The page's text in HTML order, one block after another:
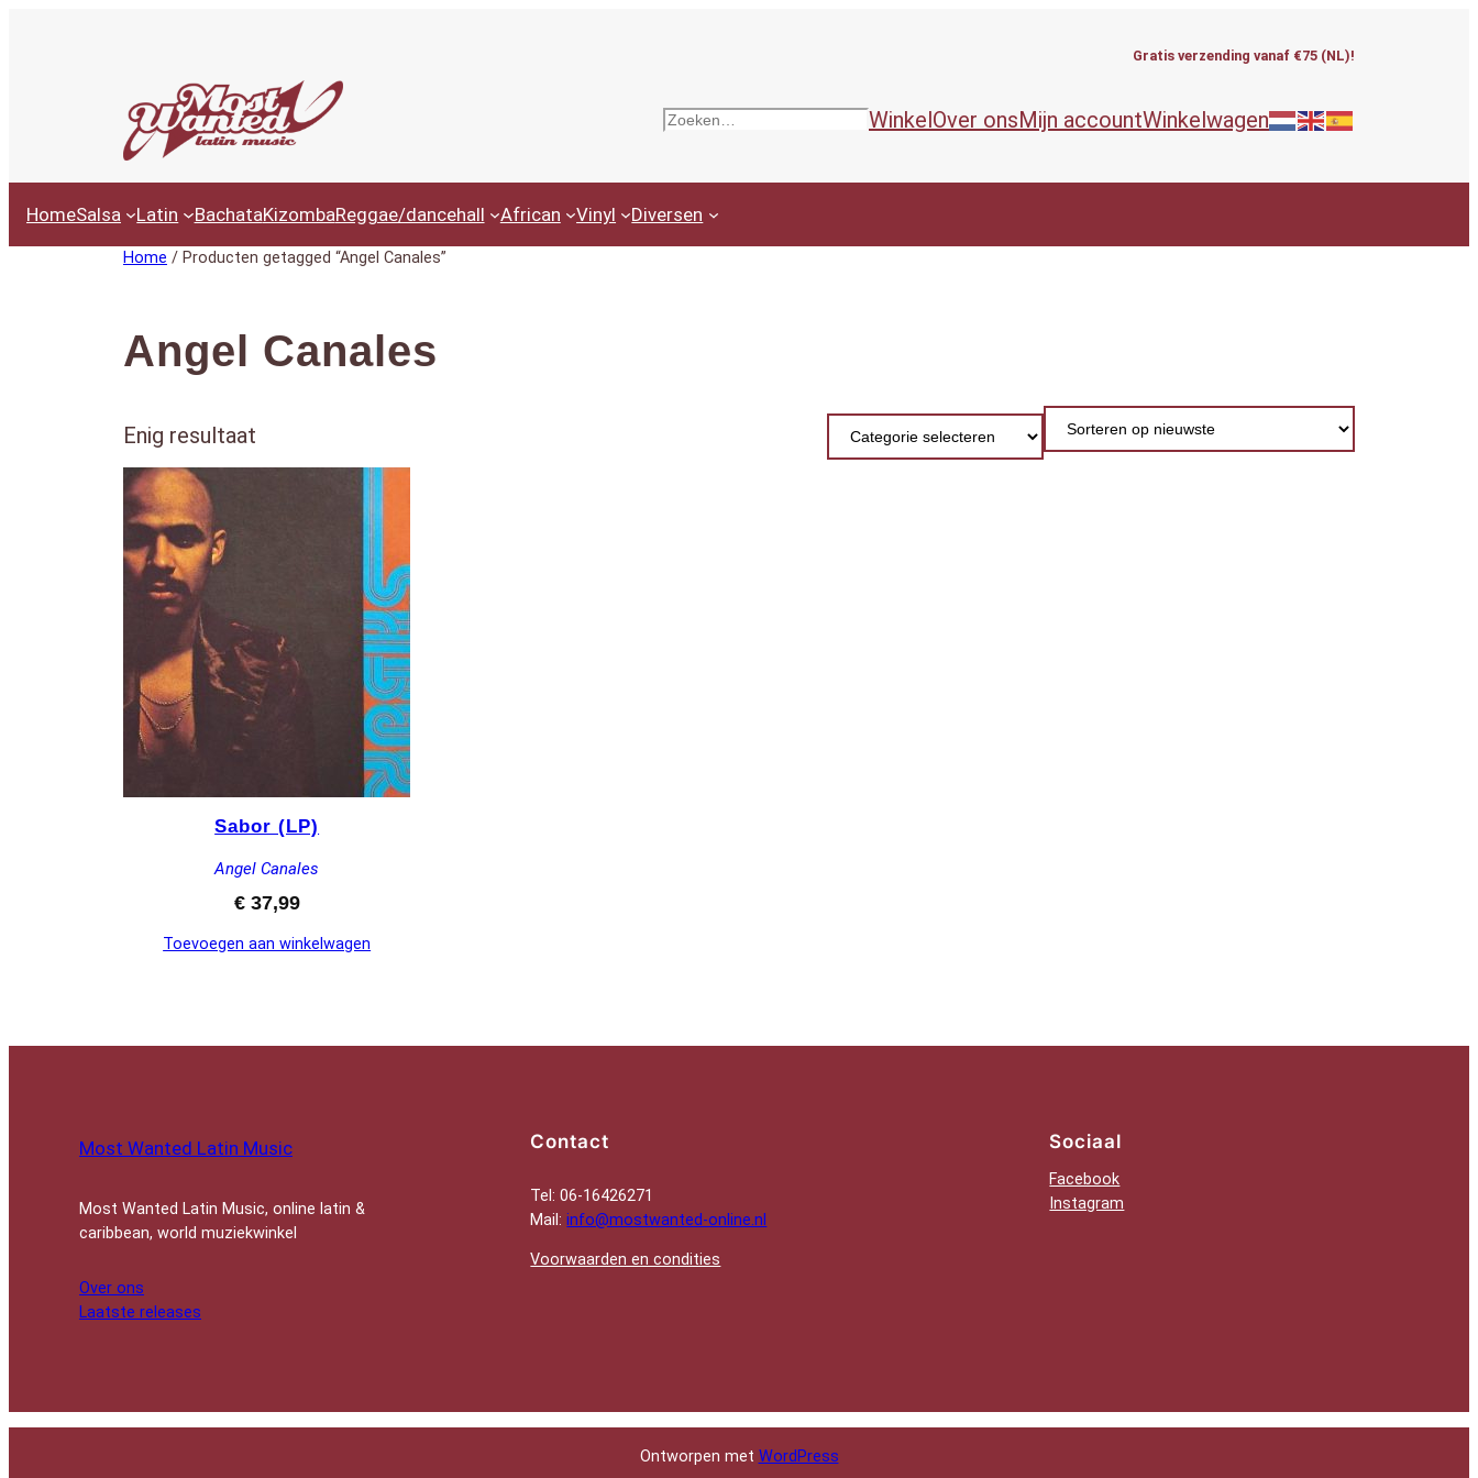
Gratis verzending vanaf €75 (NL)!
Zoeken WinkelOver onsMijn accountWinkelwagen
HomeSalsa Latin BachataKizombaReggae/dancehall African Vinyl Diversen
Home / Producten getagged “Angel Canales”
Angel Canales
Enig resultaat Productcategorieën
Sabor (LP)
Angel Canales
€37,99
Toevoegen aan winkelwagen
Most Wanted Latin Music
Most Wanted Latin Music, online latin &
caribbean, world muziekwinkel
Over ons
Laatste releases
Contact
Tel: 06-16426271
Mail:info@mostwanted-online.nl
Voorwaarden en condities
Sociaal
Facebook
Instagram
Ontworpen met WordPress